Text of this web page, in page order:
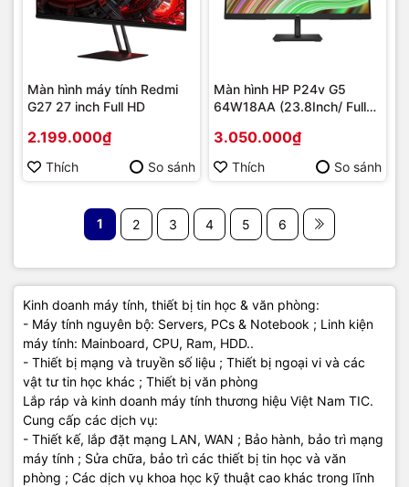
Màn hình máy tính Redmi
G27 27 inch Full HD
2.199.000₫
Thích So sánh
Màn hình HP P24v G5
64W18AA (23.8Inch/ Full
250cd/m2/ VA) | Hàng
chính hãng
3.050.000₫
Thích So sánh
1 2 3 4 5 6
Kinh doanh máy tính, thiết bị tin học & văn phòng:
- Máy tính nguyên bộ: Servers, PCs & Notebook ; Linh kiện
máy tính: Mainboard, CPU, Ram, HDD..
- Thiết bị mạng và truyền số liệu ; Thiết bị ngoại vi và các
vật tư tin học khác ; Thiết bị văn phòng
Lắp ráp và kinh doanh máy tính thương hiệu Việt Nam TIC.
Cung cấp các dịch vụ:
- Thiết kế, lắp đặt mạng LAN, WAN ; Bảo hành, bảo trì mạng
máy tính ; Sửa chữa, bảo trì các thiết bị tin học và văn
phòng ; Các dịch vụ khoa học kỹ thuật cao khác trong lĩnh